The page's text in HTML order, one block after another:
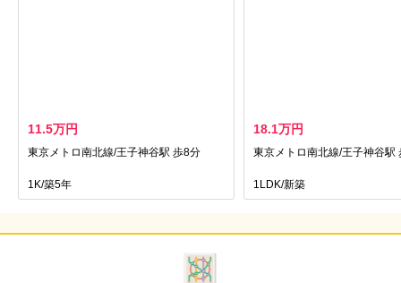
11.5万円
東京メトロ南北線/王子神谷駅 歩8分
1K/築5年
18.1万円
東京メトロ南北線/王子神谷駅
1LDK/新築